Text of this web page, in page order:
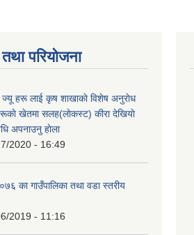
परियोजना
हरू लाई कृष शाखाकाे विशेष अनुराेध
खेतमा सलह(लाेकस्ट) कीरा देखियाे
अपनाउनु हाेला
2020 - 16:49
का गाउँपालिका तथा वडा स्तरीय
2019 - 11:16